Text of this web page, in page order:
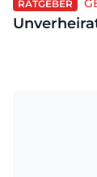
RATGEBER